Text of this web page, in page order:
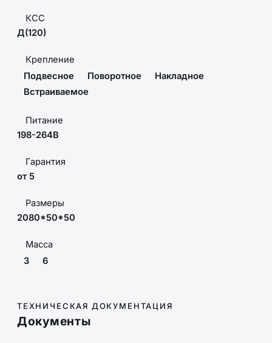
КСС
Д(120)
Крепление
Подвесное
Поворотное
Накладное
Встраиваемое
Питание
198-264В
Гарантия
от 5
Размеры
2080*50*50
Масса
3
6
ТЕХНИЧЕСКАЯ ДОКУМЕНТАЦИЯ
Документы